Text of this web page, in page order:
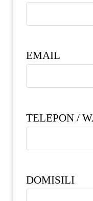
EMAIL
TELEPON /
DOMISILI